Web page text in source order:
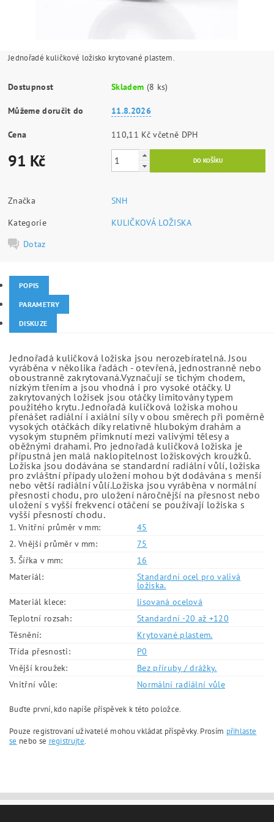
Jednořadé kuličkové ložisko krytované plastem.
Dostupnost Skladem (8 ks)
Můžeme doručit do 11.8.2026
Cena 110,11 Kč včetně DPH
91 Kč
Značka
SNH
Kategorie
KULIČKOVÁ LOŽISKA
Dotaz
POPIS
PARAMETRY
DISKUZE
Jednořadá kuličková ložiska jsou nerozebíratelná. Jsou
vyráběna v několika řadách - otevřená, jednostranně nebo
oboustranně zakrytovaná.Vyznačují se tichým chodem,
nízkým třením a jsou vhodná i pro vysoké otáčky. U
zakrytovaných ložisek jsou otáčky limitovány typem
použitého krytu. Jednořadá kuličková ložiska mohou
přenášet radiální i axiální síly v obou směrech při poměrně
vysokých otáčkách díky relativně hlubokým drahám a
vysokým stupněm přimknutí mezi valivými tělesy a
oběžnými drahami. Pro jednořadá kuličková ložiska je
přípustná jen malá naklopitelnost ložiskových kroužků.
Ložiska jsou dodávána se standardní radiální vůlí, ložiska
pro zvláštní případy uložení mohou být dodávána s menší
nebo větší radiální vůlí.Ložiska jsou vyráběna v normální
přesnosti chodu, pro uložení náročnější na přesnost nebo
uložení s vyšší frekvencí otáčení se používají ložiska s
vyšší přesností chodu.
1. Vnitřní průměr v mm:
45
2. Vnější průměr v mm:
75
3. Šířka v mm:
16
Materiál:
Standardní ocel pro valivá
ložiska.
Materiál klece:
lisovaná ocelová
Teplotní rozsah:
Standardní -20 až +120
Těsnění:
Krytované plastem.
Třída přesnosti:
P0
Vnější kroužek:
Bez příruby / drážky.
Vnitřní vůle:
Normální radiální vůle
Buďte první, kdo napíše příspěvek k této položce.
Pouze registrovaní uživatelé mohou vkládat příspěvky. Prosím přihlaste
se nebo se registrujte.